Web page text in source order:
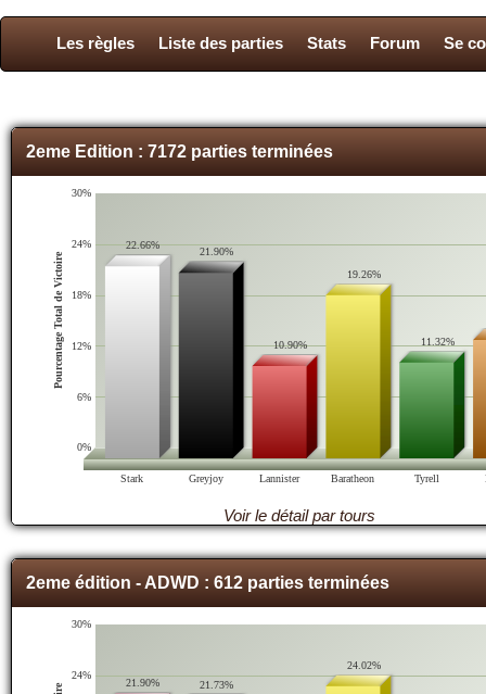
Les règles Liste des parties Stats Forum Se
2eme Edition : 7172 parties terminées
Stark Greyjoy Lannister Baratheon Tyrell
0%
6%
12%
18%
24%
30%
Pourcentage Total de Victoire
22.66%
21.90%
10.90%
19.26%
11.32%
Voir le détail par tours
2eme édition - ADWD : 612 parties terminées
24%
30%
21.90% 21.73%
24.02%